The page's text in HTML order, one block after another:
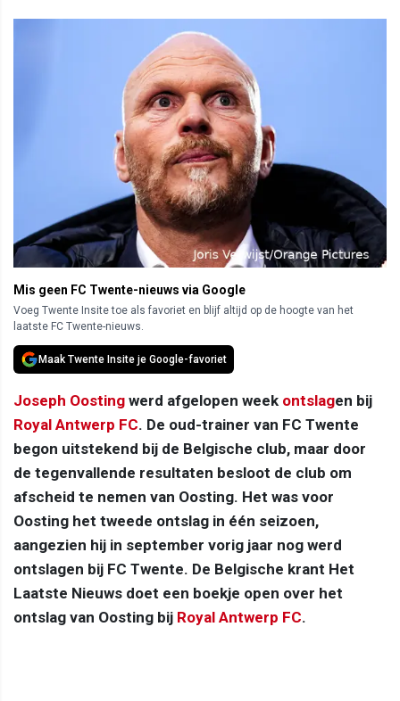
Mis geen FC Twente-nieuws via Google
Voeg Twente Insite toe als favoriet en blijf altijd op de hoogte van het
laatste FC Twente-nieuws.
Maak Twente Insite je Google-favoriet
Joseph Oosting werd afgelopen week ontslagen bij
Royal Antwerp FC. De oud-trainer van FC Twente
begon uitstekend bij de Belgische club, maar door
de tegenvallende resultaten besloot de club om
afscheid te nemen van Oosting. Het was voor
Oosting het tweede ontslag in één seizoen,
aangezien hij in september vorig jaar nog werd
ontslagen bij FC Twente. De Belgische krant Het
Laatste Nieuws doet een boekje open over het
ontslag van Oosting bij Royal Antwerp FC.